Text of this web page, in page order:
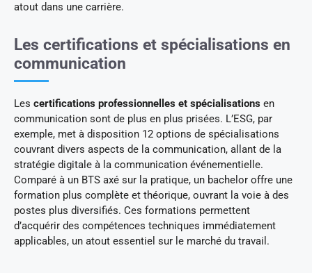
atout dans une carrière.
Les certifications et spécialisations en
communication
Les certifications professionnelles et spécialisations en
communication sont de plus en plus prisées. L’ESG, par
exemple, met à disposition 12 options de spécialisations
couvrant divers aspects de la communication, allant de la
stratégie digitale à la communication événementielle.
Comparé à un BTS axé sur la pratique, un bachelor offre une
formation plus complète et théorique, ouvrant la voie à des
postes plus diversifiés. Ces formations permettent
d’acquérir des compétences techniques immédiatement
applicables, un atout essentiel sur le marché du travail.